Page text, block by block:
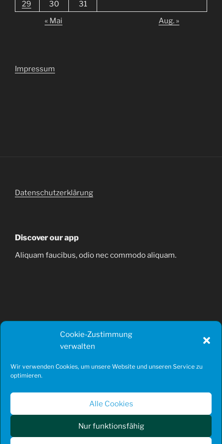
Cookie-Zustimmung
verwalten
Wir verwenden Cookies, um unsere Website und unseren Service zu
optimieren.
Alle Cookies
Nur funktionsfähig
29
30
31
« Mai
Aug. »
Impressum
Datenschutzerklärung
Discover our app
Aliquam faucibus, odio nec commodo aliquam.
FAQ